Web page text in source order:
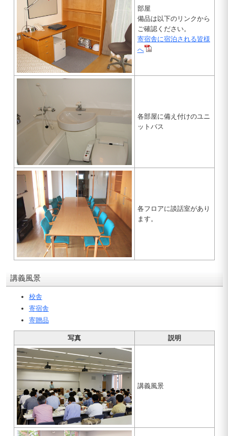
部屋
備品は以下のリンクから
ご確認ください。
寄宿舎に宿泊される皆様
へ
各部屋に備え付けのユニ
ットバス
各フロアに談話室があり
ます。
講義風景
校舎
寄宿舎
寄贈品
写真 説明
講義風景